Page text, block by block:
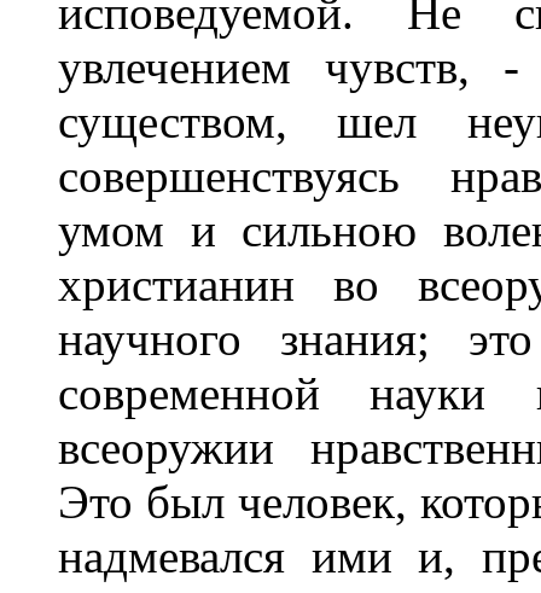
исповедуемой. Не
увлечением чувств,
существом, шел
совершенствуясь
умом и сильною
христианин во
научного знания;
современной
всеоружии
Это был человек,
надмевался ими и,